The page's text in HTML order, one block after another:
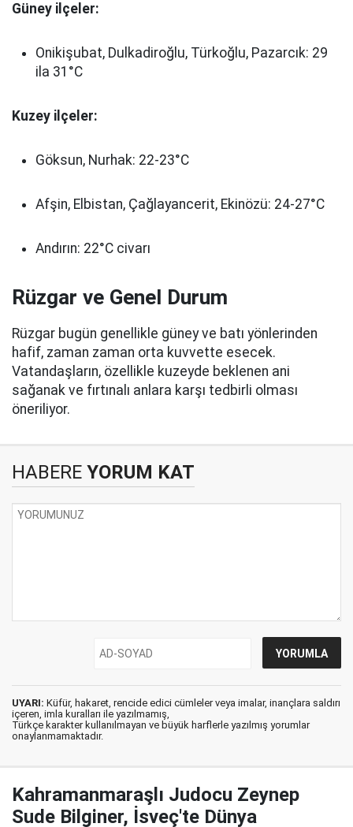
Güney ilçeler:
Onikişubat, Dulkadiroğlu, Türkoğlu, Pazarcık: 29
ila 31°C
Kuzey ilçeler:
Göksun, Nurhak: 22-23°C
Afşin, Elbistan, Çağlayancerit, Ekinözü: 24-27°C
Andırın: 22°C civarı
Rüzgar ve Genel Durum
Rüzgar bugün genellikle güney ve batı yönlerinden
hafif, zaman zaman orta kuvvette esecek.
Vatandaşların, özellikle kuzeyde beklenen ani
sağanak ve fırtınalı anlara karşı tedbirli olması
öneriliyor.
HABERE YORUM KAT
UYARI: Küfür, hakaret, rencide edici cümleler veya imalar, inançlara saldırı
içeren, imla kuralları ile yazılmamış,
Türkçe karakter kullanılmayan ve büyük harflerle yazılmış yorumlar
onaylanmamaktadır.
Kahramanmaraşlı Judocu Zeynep
Sude Bilginer, İsveç'te Dünya